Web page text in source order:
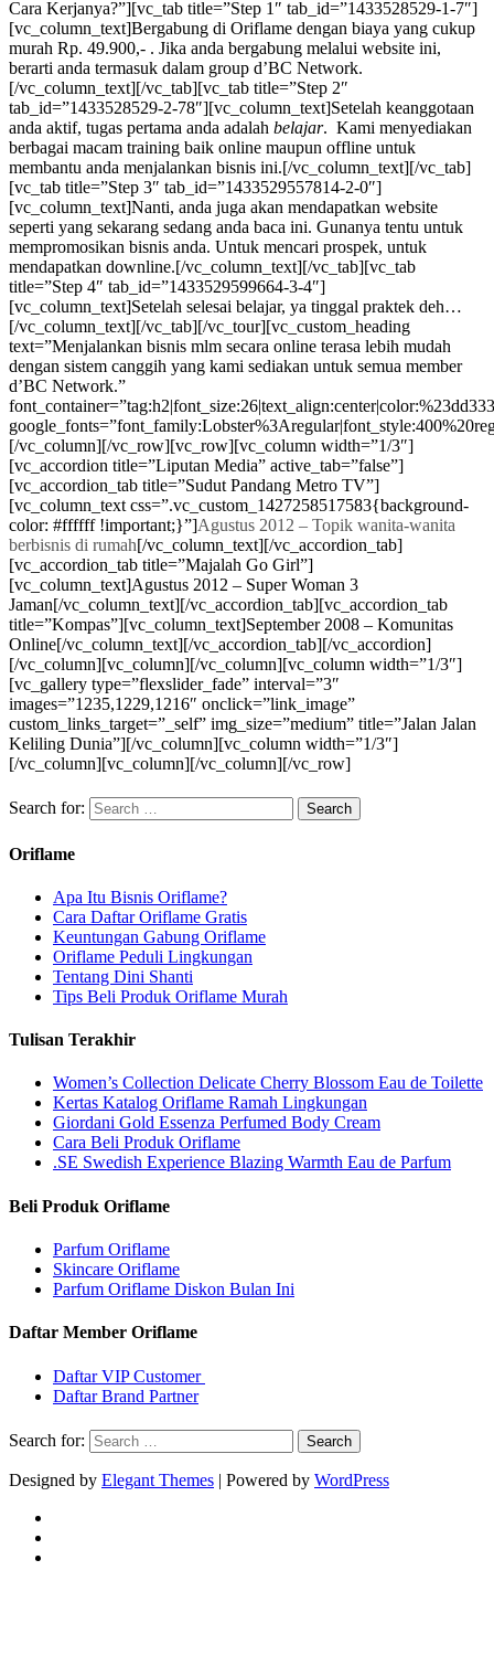
Cara Kerjanya?”][vc_tab title=”Step 1″ tab_id=”1433528529-1-7″]
[vc_column_text]Bergabung di Oriflame dengan biaya yang cukup
murah Rp. 49.900,- . Jika anda bergabung melalui website ini,
berarti anda termasuk dalam group d’BC Network.
[/vc_column_text][/vc_tab][vc_tab title=”Step 2″
tab_id=”1433528529-2-78″][vc_column_text]Setelah keanggotaan
anda aktif, tugas pertama anda adalah belajar. Kami menyediakan
berbagai macam training baik online maupun offline untuk
membantu anda menjalankan bisnis ini.[/vc_column_text][/vc_tab]
[vc_tab title=”Step 3″ tab_id=”1433529557814-2-0″]
[vc_column_text]Nanti, anda juga akan mendapatkan website
seperti yang sekarang sedang anda baca ini. Gunanya tentu untuk
mempromosikan bisnis anda. Untuk mencari prospek, untuk
mendapatkan downline.[/vc_column_text][/vc_tab][vc_tab
title=”Step 4″ tab_id=”1433529599664-3-4″]
[vc_column_text]Setelah selesai belajar, ya tinggal praktek deh…
[/vc_column_text][/vc_tab][/vc_tour][vc_custom_heading
text=”Menjalankan bisnis mlm secara online terasa lebih mudah
dengan sistem canggih yang kami sediakan untuk semua member
d’BC Network.”
[/vc_column][/vc_row][vc_row][vc_column width=”1/3″]
[vc_accordion title=”Liputan Media” active_tab=”false”]
[vc_accordion_tab title=”Sudut Pandang Metro TV”]
[vc_column_text css=”.vc_custom_1427258517583{background-
color: #ffffff !important;}”]Agustus 2012 – Topik wanita-wanita
berbisnis di rumah[/vc_column_text][/vc_accordion_tab]
[vc_accordion_tab title=”Majalah Go Girl”]
[vc_column_text]Agustus 2012 – Super Woman 3
Jaman[/vc_column_text][/vc_accordion_tab][vc_accordion_tab
title=”Kompas”][vc_column_text]September 2008 – Komunitas
Online[/vc_column_text][/vc_accordion_tab][/vc_accordion]
[/vc_column][vc_column][/vc_column][vc_column width=”1/3″]
[vc_gallery type=”flexslider_fade” interval=”3″
images=”1235,1229,1216″ onclick=”link_image”
custom_links_target=”_self” img_size=”medium” title=”Jalan Jalan
Keliling Dunia”][/vc_column][vc_column width=”1/3″]
[/vc_column][vc_column][/vc_column][/vc_row]
Search for:
Oriflame
Apa Itu Bisnis Oriflame?
Cara Daftar Oriflame Gratis
Keuntungan Gabung Oriflame
Oriflame Peduli Lingkungan
Tentang Dini Shanti
Tips Beli Produk Oriflame Murah
Tulisan Terakhir
Women’s Collection Delicate Cherry Blossom Eau de Toilette
Kertas Katalog Oriflame Ramah Lingkungan
Giordani Gold Essenza Perfumed Body Cream
Cara Beli Produk Oriflame
.SE Swedish Experience Blazing Warmth Eau de Parfum
Beli Produk Oriflame
Parfum Oriflame
Skincare Oriflame
Parfum Oriflame Diskon Bulan Ini
Daftar Member Oriflame
Daftar VIP Customer
Daftar Brand Partner
Search for:
Designed by Elegant Themes | Powered by WordPress